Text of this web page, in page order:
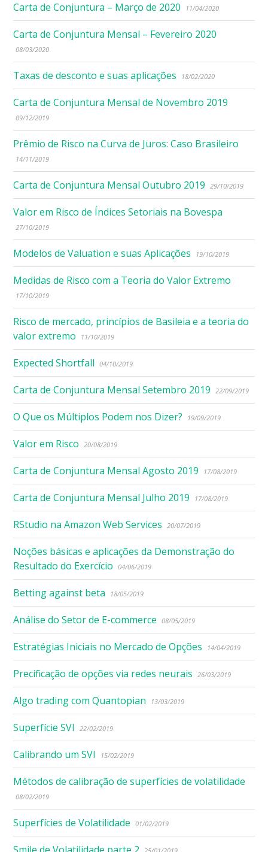
Carta de Conjuntura – Março de 2020 11/04/2020
Carta de Conjuntura Mensal – Fevereiro 2020
08/03/2020
Taxas de desconto e suas aplicações 18/02/2020
Carta de Conjuntura Mensal de Novembro 2019
09/12/2019
Prêmio de Risco na Curva de Juros: Caso Brasileiro
14/11/2019
Carta de Conjuntura Mensal Outubro 2019 29/10/2019
Valor em Risco de Índices Setoriais na Bovespa
27/10/2019
Modelos de Valuation e suas Aplicações 19/10/2019
Medidas de Risco com a Teoria do Valor Extremo
17/10/2019
Risco de mercado, princípios de Basileia e a teoria do
valor extremo
11/10/2019
Expected Shortfall 04/10/2019
Carta de Conjuntura Mensal Setembro 2019 22/09/2019
O Que os Múltiplos Podem nos Dizer? 19/09/2019
Valor em Risco 20/08/2019
Carta de Conjuntura Mensal Agosto 2019 17/08/2019
Carta de Conjuntura Mensal Julho 2019 17/08/2019
RStudio na Amazon Web Services 20/07/2019
Noções básicas e aplicações da Demonstração do
Resultado do Exercício
04/06/2019
Betting against beta 18/05/2019
Análise do Setor de E-commerce 08/05/2019
Estratégias Iniciais no Mercado de Opções 14/04/2019
Precificação de opções via redes neurais 26/03/2019
Algo trading com Quantopian 13/03/2019
Superfície SVI 22/02/2019
Calibrando um SVI 15/02/2019
Métodos de calibração de superfícies de volatilidade
08/02/2019
Superfícies de Volatilidade 01/02/2019